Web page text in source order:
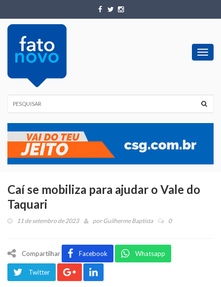
Caí se mobiliza para ajudar o Vale do
Taquari
11 de setembro de 2023 porGuilherme Baptista 0
Compartilhar Facebook Whatsapp
Twitter